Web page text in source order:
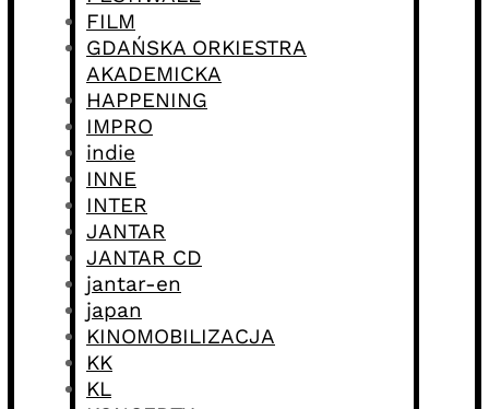
FILM
GDAŃSKA ORKIESTRA
AKADEMICKA
HAPPENING
IMPRO
indie
INNE
INTER
JANTAR
JANTAR CD
jantar-en
japan
KINOMOBILIZACJA
KK
KL